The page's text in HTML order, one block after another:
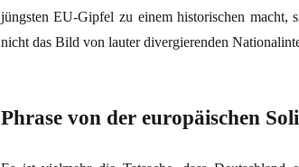
jüngsten EU-Gipfel zu einem historischen macht,
nicht das Bild von lauter divergierenden
Phrase von der europäischen